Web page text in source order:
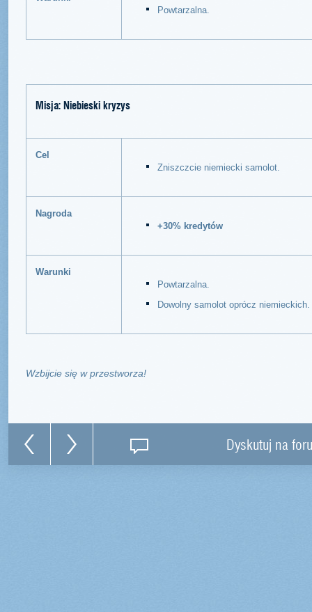
Powtarzalna.
Misja: Niebieski kryzys
Cel
Zniszczcie niemiecki samolot.
Nagroda
+30% kredytów
Warunki
Powtarzalna.
Dowolny samolot oprócz niemieckich.
Wzbijcie się w przestworza!
Dyskutuj na